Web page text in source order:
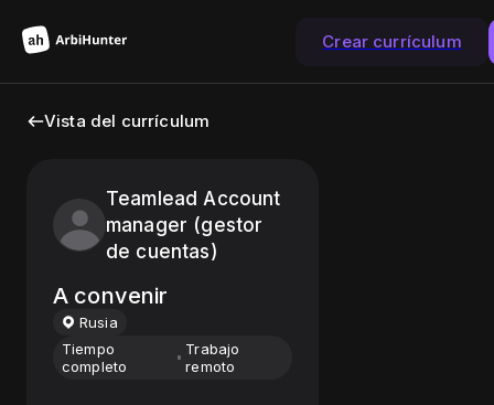
Crear currículum
Vista del currículum
Teamlead Account
manager (gestor
de cuentas)
A convenir
Rusia
Tiempo
completo
Trabajo
remoto